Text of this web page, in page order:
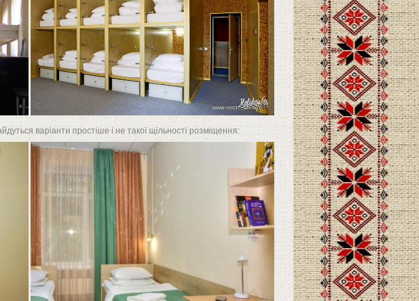
варіанти простіше і не такої щільності розміщення: